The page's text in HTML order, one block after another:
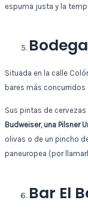
espuma justa y la
Situada en la calle
bares más concurridos
Sus pintas de
Budweiser, una Pilsner
olivas o de un pincho
paneuropea (por
Bar El